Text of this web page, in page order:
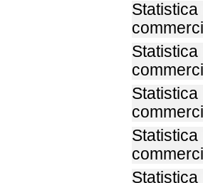
Statistica
Statistica
Statistica
Statistica
Statistica